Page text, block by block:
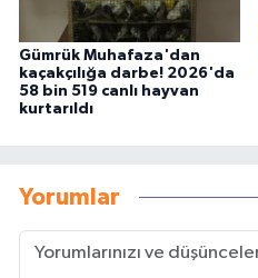
Gümrük Muhafaza'dan
kaçakçılığa darbe! 2026'da
58 bin 519 canlı hayvan
kurtarıldı
Yorumlar